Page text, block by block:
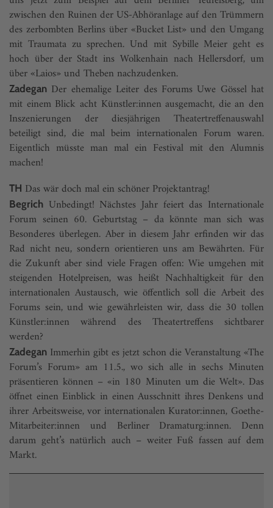
zwischen den Ruinen der US-Abhöranlage auf den Trümmern
des zerbombten Berlins über «Bucket List» und den Umgang
mit Traumata zu sprechen. Und mit Sybille Meier geht es
hoch über der Stadt ins Wolkenhain nach Hellersdorf, um
über «Laios» und Theben nachzudenken.
Zadegan Der ehemalige Leiter des Forums Uwe Gössel hat
mit einem Blick acht Künstler:innen ausgemacht, die an den
Inszenierungen der diesjährigen Theatertreffenauswahl
beteiligt sind, die mal beim internationalen Forum waren.
Eigentlich müsste man mal ein Festival mit den Alumnis
machen!
TH Das wär doch mal ein schöner Projektantrag!
Begrich Unbedingt! Nächstes Jahr feiert das Internationale
Forum seinen 60. Geburtstag – da könnte man sich was
Besonderes überlegen. Aber in diesem Jahr erfinden wir das
Rad nicht neu, sondern orientieren uns am Bewährten. Für
die Zukunft aber sind viele Fragen offen: Wie umgehen mit
steigenden Hotelpreisen, was heißt Nachhaltigkeit für den
internationalen Austausch, wie öffentlich soll die Arbeit des
Forums sein, und wie gewährleisten wir, dass die 30 tollen
Künstler:innen während des Theatertreffens sichtbarer
werden?
Zadegan Immerhin gibt es jetzt schon die Veranstaltung «The
Forum’s Forum» am 11.5., wo sich alle in sechs Minuten
präsentieren können – «in 180 Minuten um die Welt». Das
öffnet einen Einblick in einen Ausschnitt ihres Denkens und
ihrer Arbeitsweise, vor internationalen Kurator:innen, Goethe-
Mitarbeiter:innen und Berliner Dramaturg:innen. Denn
darum geht’s natürlich auch – weiter Fuß fassen auf dem
Markt.